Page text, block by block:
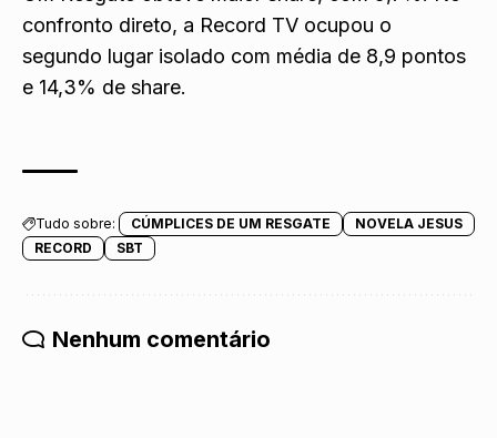
confronto direto, a Record TV ocupou o
segundo lugar isolado com média de 8,9 pontos
e 14,3% de share.
Tudo sobre: CÚMPLICES DE UM RESGATE
NOVELA JESUS
RECORD
SBT
Nenhum comentário